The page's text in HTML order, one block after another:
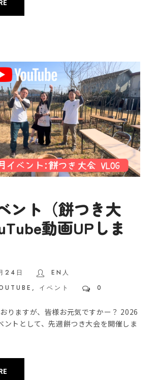
ント（餅つき大
動画UPしま
24日
EN人
, イベント 0
りますが、皆様お元気ですかー？ 2026
ントとして、先週餅つき大会を開催しま